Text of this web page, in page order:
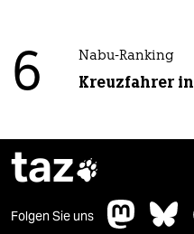
6 Nabu-Ranking
Kreuzfahrer
taz
Folgen Sie uns